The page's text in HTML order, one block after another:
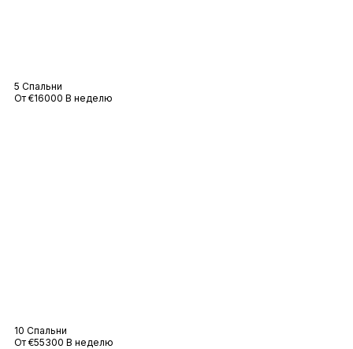
5 Спальни
От €16000 В неделю
10 Спальни
От €55300 В неделю